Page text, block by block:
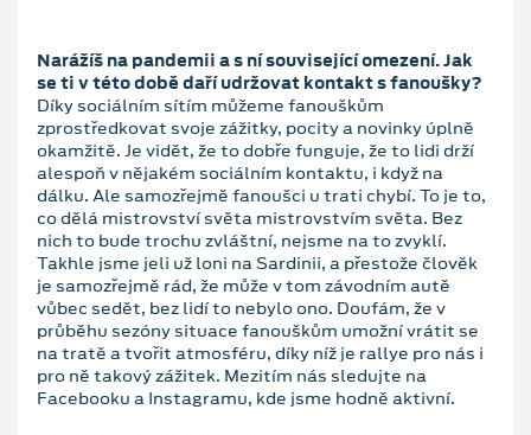
Narážíš na pandemii a s ní související omezení. Jak
se ti v této době daří udržovat kontakt s fanoušky?
Díky sociálním sítím můžeme fanouškům
zprostředkovat svoje zážitky, pocity a novinky úplně
okamžitě. Je vidět, že to dobře funguje, že to lidi drží
alespoň v nějakém sociálním kontaktu, i když na
dálku. Ale samozřejmě fanoušci u trati chybí. To je to,
co dělá mistrovství světa mistrovstvím světa. Bez
nich to bude trochu zvláštní, nejsme na to zvyklí.
Takhle jsme jeli už loni na Sardinii, a přestože člověk
je samozřejmě rád, že může v tom závodním autě
vůbec sedět, bez lidí to nebylo ono. Doufám, že v
průběhu sezóny situace fanouškům umožní vrátit se
na tratě a tvořit atmosféru, díky níž je rallye pro nás i
pro ně takový zážitek. Mezitím nás sledujte na
Facebooku a Instagramu, kde jsme hodně aktivní.